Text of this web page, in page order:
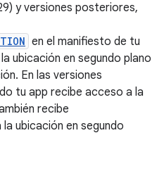
y versiones posteriores,
en el manifiesto de tu
ubicación en segundo plano
En las versiones
tu app recibe acceso a la
recibe
ubicación en segundo